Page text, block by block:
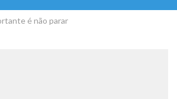
é não parar